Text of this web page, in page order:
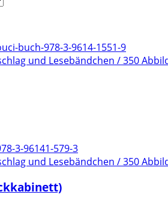
und Lesebändchen / 350
und Lesebändchen / 350